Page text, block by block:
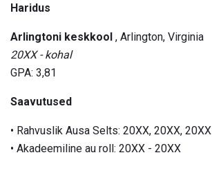
Haridus
Arlingtoni keskkool , Arlington, Virginia
20XX - kohal
GPA: 3,81
Saavutused
• Rahvuslik Ausa Selts: 20XX, 20XX, 20XX
• Akadeemiline au roll: 20XX - 20XX